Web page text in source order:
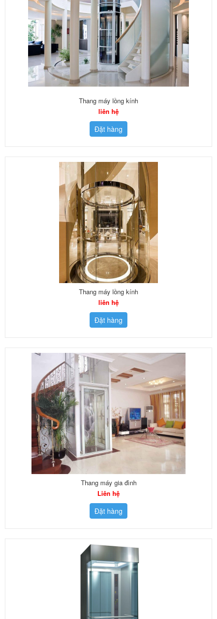
Thang máy lồng kính
liên hệ
Đặt hàng
Thang máy lồng kính
liên hệ
Đặt hàng
Thang máy gia đình
Liên hệ
Đặt hàng